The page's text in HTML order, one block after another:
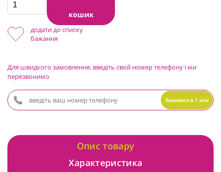
кошик
додати до списку
бажання
Для швидкого замовлення, введіть свой номер телефону і ми
перезвонимо
Замовити в 1 клік
Опис товару
Характеристика